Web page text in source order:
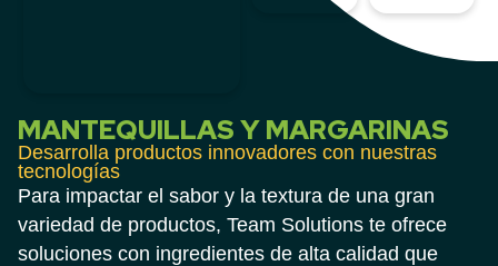
MANTEQUILLAS Y MARGARINAS
Desarrolla productos innovadores con nuestras
tecnologías
Para impactar el sabor y la textura de una gran
variedad de productos, Team Solutions te ofrece
soluciones con ingredientes de alta calidad que